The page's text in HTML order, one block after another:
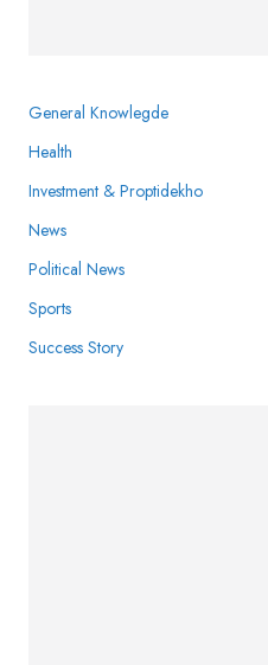
General Knowlegde
Health
Investment & Proptidekho
News
Political News
Sports
Success Story